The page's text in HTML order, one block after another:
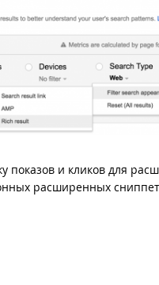
показов и кликов для
расширенных